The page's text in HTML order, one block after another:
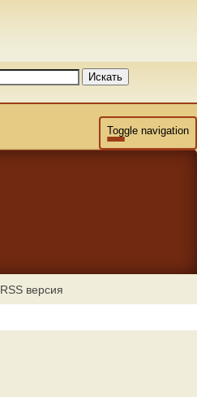
Искать
Toggle navigation
RSS версия